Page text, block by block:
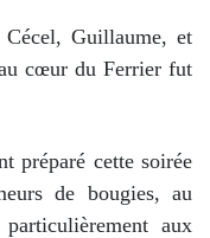
Guillaume, et
cœur du Ferrier fut
préparé cette soirée
de bougies, au
aux